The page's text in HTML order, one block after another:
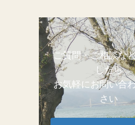
ご質問・ご相談な
したら
お気軽にお問い合
さい